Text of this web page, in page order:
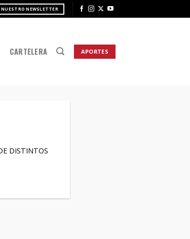
NUESTRO NEWSLETTER
CARTELERA APORTES
DISTINTOS